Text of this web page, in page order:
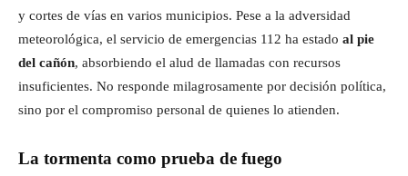
y cortes de vías en varios municipios. Pese a la adversidad
meteorológica, el servicio de emergencias 112 ha estado al pie
del cañón, absorbiendo el alud de llamadas con recursos
insuficientes. No responde milagrosamente por decisión política,
sino por el compromiso personal de quienes lo atienden.
La tormenta como prueba de fuego